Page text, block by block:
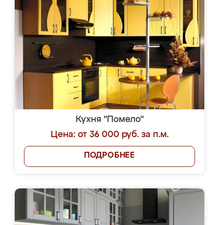
Кухня "Помело"
Цена: от 36 000 руб. за п.м.
ПОДРОБНЕЕ